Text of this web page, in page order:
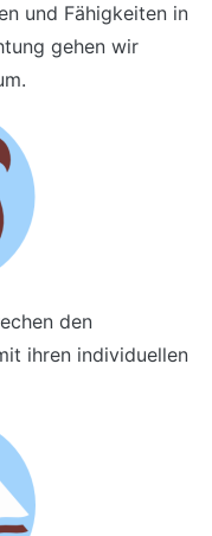
und Fähigkeiten in
gehen wir
den
ihren individuellen